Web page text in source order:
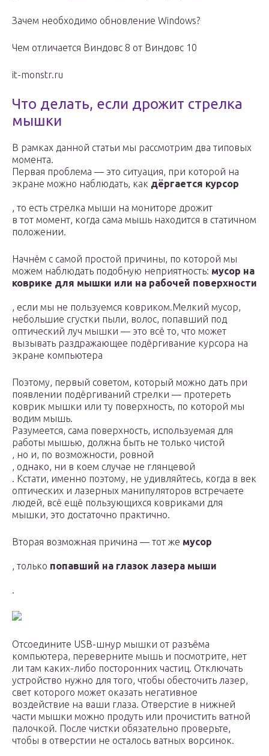
Зачем необходимо обновление Windows?
Чем отличается Виндовс 8 от Виндовс 10
it-monstr.ru
Что делать, если дрожит стрелка
мышки
В рамках данной статьи мы рассмотрим два типовых
момента.
Первая проблема — это ситуация, при которой на
экране можно наблюдать, как дёргается курсор
, то есть стрелка мыши на мониторе дрожит
в тот момент, когда сама мышь находится в статичном
положении.
Начнём с самой простой причины, по которой мы
можем наблюдать подобную неприятность: мусор на
коврике для мышки или на рабочей поверхности
, если мы не пользуемся ковриком.Мелкий мусор,
небольшие сгустки пыли, волос, попавший под
оптический луч мышки — это всё то, что может
вызывать раздражающее подёргивание курсора на
экране компьютера
Поэтому, первый советом, который можно дать при
появлении подёргиваний стрелки — протереть
коврик мышки или ту поверхность, по которой мы
водим мышь.
Разумеется, сама поверхность, используемая для
работы мышью, должна быть не только чистой
, но и, по возможности, ровной
, однако, ни в коем случае не глянцевой
. Кстати, именно поэтому, не удивляйтесь, когда в век
оптических и лазерных манипуляторов встречаете
людей, всё ещё пользующихся ковриками для
мышки, это достаточно практично.
Вторая возможная причина — тот же мусор
, только попавший на глазок лазера мыши
.
Отсоедините USB-шнур мышки от разъёма
компьютера, переверните мышь и посмотрите, нет
ли там каких-либо посторонних частиц. Отключать
устройство нужно для того, чтобы обесточить лазер,
свет которого может оказать негативное
воздействие на ваши глаза. Отверстие в нижней
части мышки можно продуть или прочистить ватной
палочкой. После чистки обязательно проверьте,
чтобы в отверстии не осталось ватных ворсинок.